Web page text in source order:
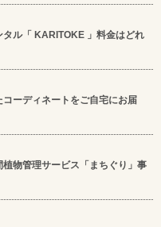
ル「 KARITOKE 」料金はどれ
ーディネートをご自宅にお届
物管理サービス「まちぐり」事